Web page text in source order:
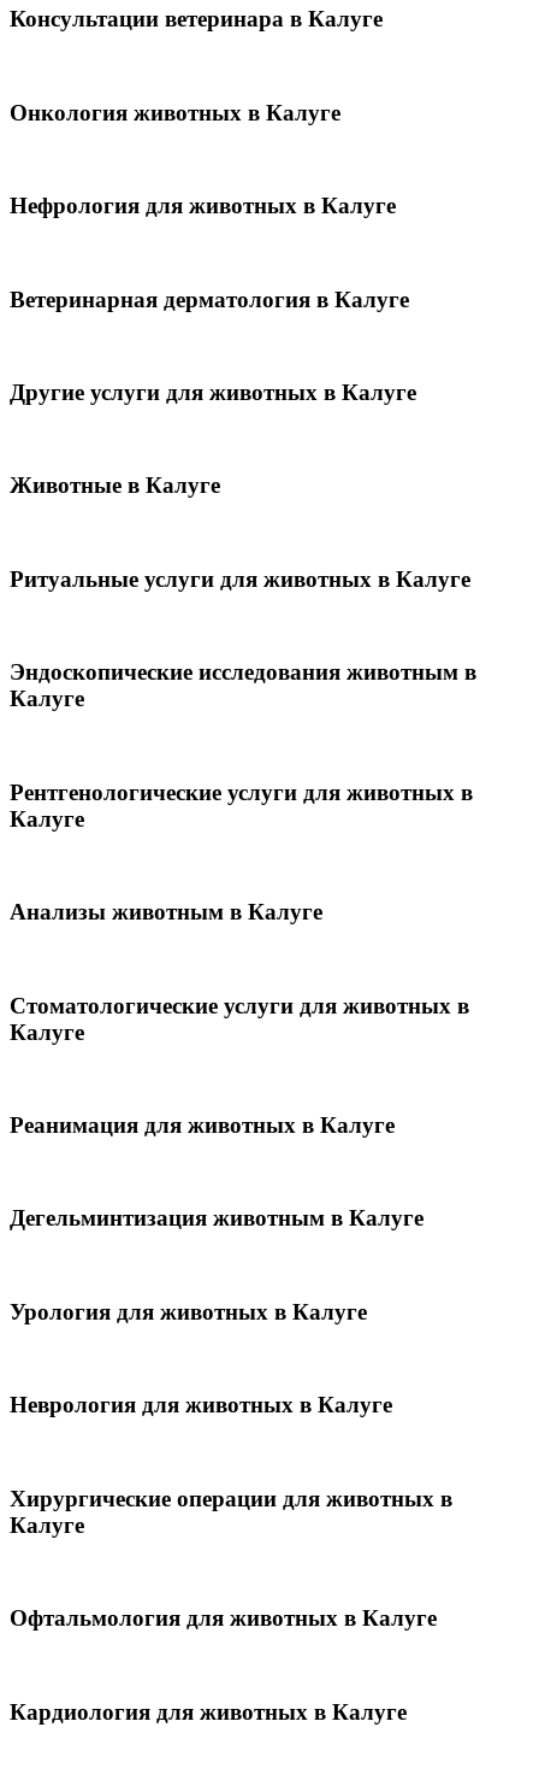
Консультации ветеринара в Калуге
Онкология животных в Калуге
Нефрология для животных в Калуге
Ветеринарная дерматология в Калуге
Другие услуги для животных в Калуге
Животные в Калуге
Ритуальные услуги для животных в Калуге
Эндоскопические исследования животным в
Калуге
Рентгенологические услуги для животных в
Калуге
Анализы животным в Калуге
Стоматологические услуги для животных в
Калуге
Реанимация для животных в Калуге
Дегельминтизация животным в Калуге
Урология для животных в Калуге
Неврология для животных в Калуге
Хирургические операции для животных в
Калуге
Офтальмология для животных в Калуге
Кардиология для животных в Калуге